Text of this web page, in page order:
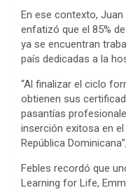
En ese contexto,
enfatizó que el 85%
ya se encuentran
país dedicadas a la
“Al finalizar el ciclo
obtienen sus
pasantías
inserción exitosa en
República
Febles recordó que
Learning for Life,